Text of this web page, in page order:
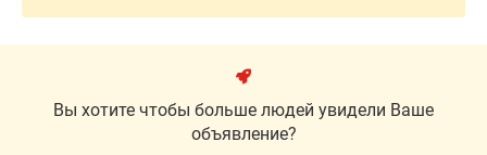
Вы хотите чтобы больше людей увидели Ваше
объявление?